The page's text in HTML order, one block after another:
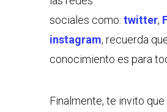
sociales como: twitter,
instagram, recuerda
conocimiento es para
Finalmente, te invito